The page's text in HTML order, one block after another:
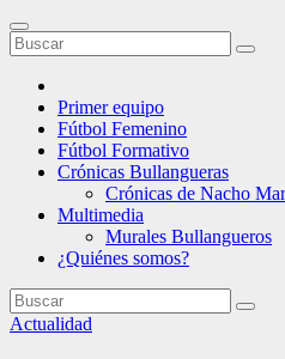
Primer equipo
Fútbol Femenino
Fútbol Formativo
Crónicas Bullangueras
Crónicas de Nacho
Multimedia
Murales Bullangueros
¿Quiénes somos?
Actualidad